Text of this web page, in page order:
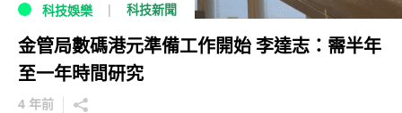
科技娛樂 科技新聞
金管局數碼港元準備工作開始 李達志：需半年
至一年時間研究
4 年前